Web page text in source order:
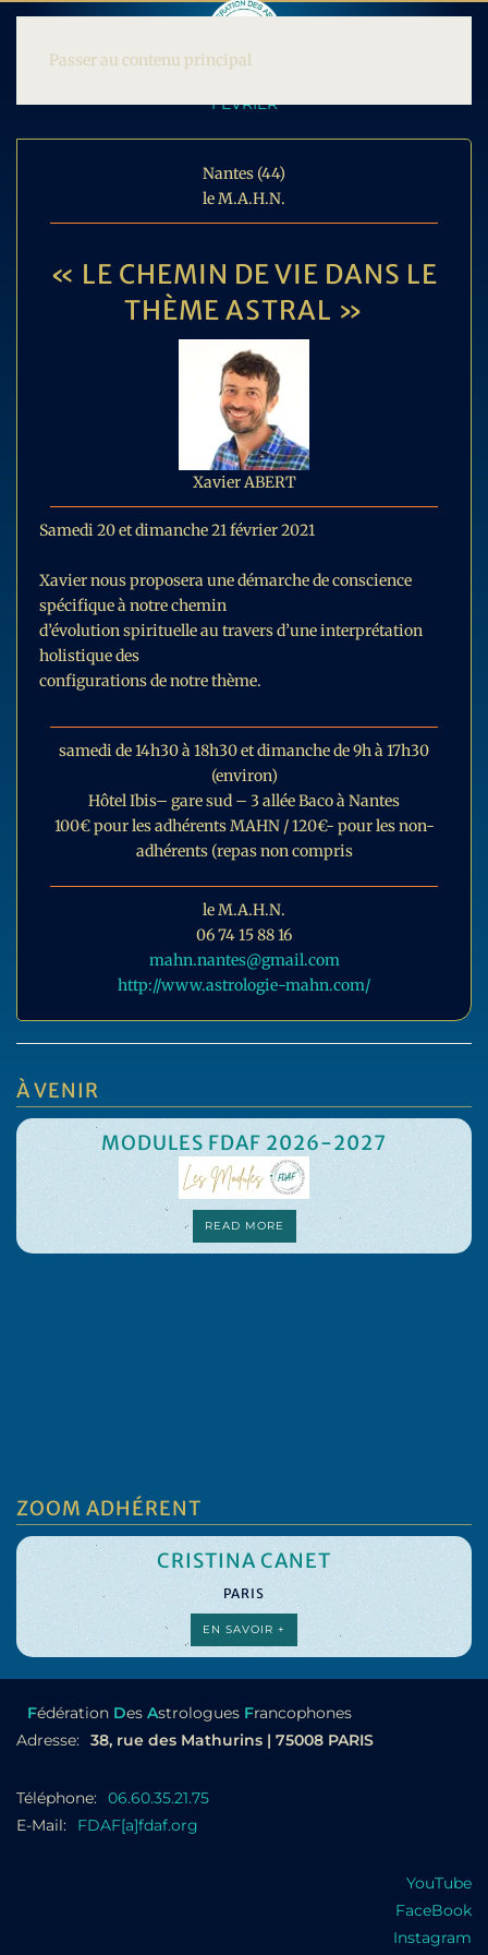
Passer au contenu principal
FEVRIER
Nantes (44)
le M.A.H.N.
« LE CHEMIN DE VIE DANS LE
THÈME ASTRAL »
Xavier ABERT
Samedi 20 et dimanche 21 février 2021
Xavier nous proposera une démarche de conscience
spécifique à notre chemin
d’évolution spirituelle au travers d’une interprétation
holistique des
configurations de notre thème.
samedi de 14h30 à 18h30 et dimanche de 9h à 17h30
(environ)
Hôtel Ibis– gare sud – 3 allée Baco à Nantes
100€ pour les adhérents MAHN / 120€- pour les non-
adhérents (repas non compris
le M.A.H.N.
06 74 15 88 16
mahn.nantes@gmail.com
http://www.astrologie-mahn.com/
À VENIR
MODULES FDAF 2026-2027
READ MORE
ZOOM ADHÉRENT
CRISTINA CANET
PARIS
EN SAVOIR +
Fédération Des Astrologues Francophones
Adresse:
38, rue des Mathurins | 75008 PARIS
Téléphone:
06.60.35.21.75
E-Mail:
FDAF[a]fdaf.org
YouTube
FaceBook
Instagram